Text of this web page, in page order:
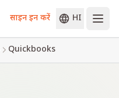
साइन इन करें HI
Quickbooks